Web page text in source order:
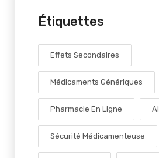
Étiquettes
Effets Secondaires
Médicaments Génériques
Pharmacie En Ligne
Sécurité Médicamenteuse